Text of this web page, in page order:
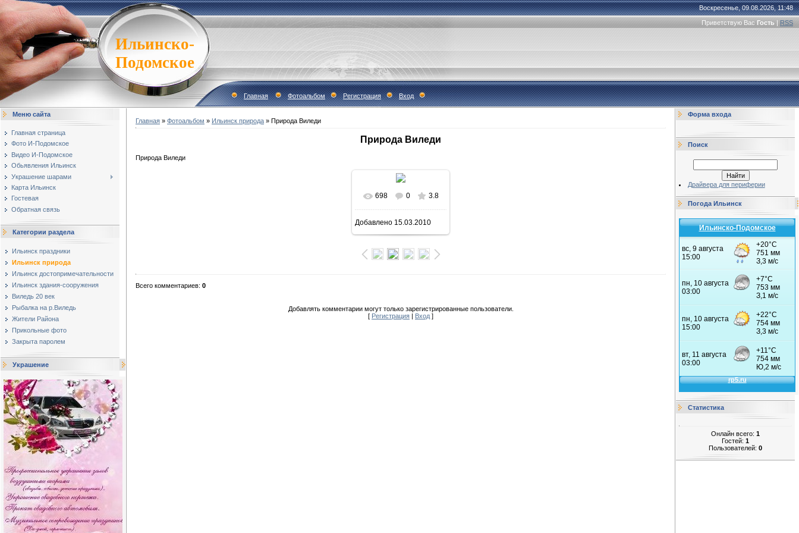
Ильинско-
Подомское
Воскресенье, 09.08.2026, 11:48
Приветствую Вас Гость | RSS
Главная Фотоальбом Регистрация Вход
Меню сайта
Главная страница
Фото И-Подомское
Видео И-Подомское
Обьявления Ильинск
Украшение шарами
Карта Ильинск
Гостевая
Обратная связь
Категории раздела
Ильинск праздники
Ильинск природа
Ильинск достопримечательности
Ильинск здания-сооружения
Виледь 20 век
Рыбалка на р.Виледь
Жители Района
Прикольные фото
Закрыта паролем
Украшение
Главная » Фотоальбом » Ильинск природа » Природа Виледи
Природа Виледи
Природа Виледи
В реальном размере
1600x1066/ 195.9Kb
698 0 3.8
Добавлено 15.03.2010
Всего комментариев: 0
Добавлять комментарии могут только зарегистрированные пользователи.
[ Регистрация | Вход ]
Форма входа
Поиск
Драйвера для периферии
Погода Ильинск
Ильинско-Подомское
Статистика
Онлайн всего: 1
Гостей: 1
Пользователей: 0